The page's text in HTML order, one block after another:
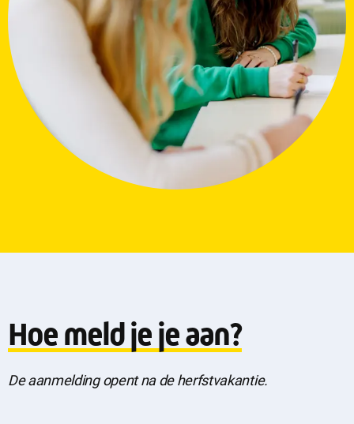
Hoe meld je je aan?
De aanmelding opent na de herfstvakantie.